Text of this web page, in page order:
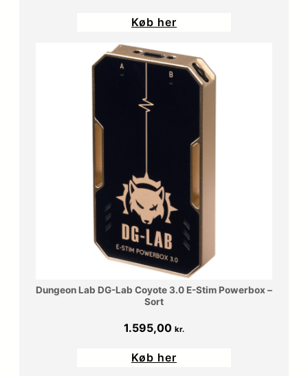
pris
var:
299,00 kr..239,20 kr..
Køb her
Dungeon Lab DG-Lab Coyote 3.0 E-Stim Powerbox –
Sort
1.595,00 kr.
Køb her